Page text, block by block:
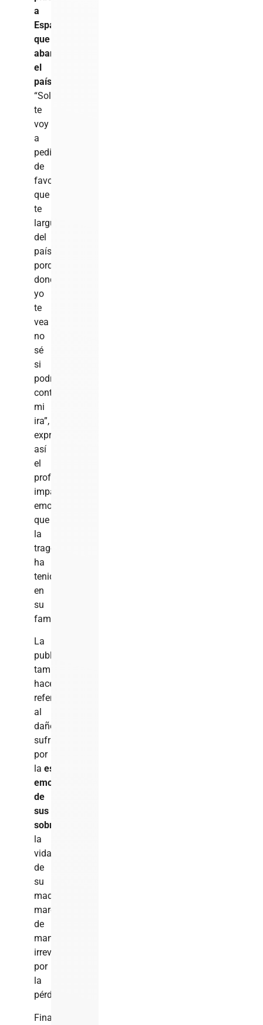
a
Espaillat
que
abandone
el
país
“Solo
te
voy
a
pedir
de
favor
que
te
largues
del
país
porque
donde
yo
te
vea
no
sé
si
podré
contener
mi
ira”,
expresando
así
el
profundo
impacto
emocional
que
la
tragedia
ha
tenido
en
su
familia.
La
publicación
también
hace
referencia
al
daño
sufrido
por
laestabilidad
emocional
de
sus
sobrinos
la
vida
de
su
madre,
marcadas
de
manera
irreversible
por
la
pérdida.
Finalmente,